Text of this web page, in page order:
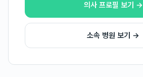
의사 프로필 보기 →
소속 병원 보기 →